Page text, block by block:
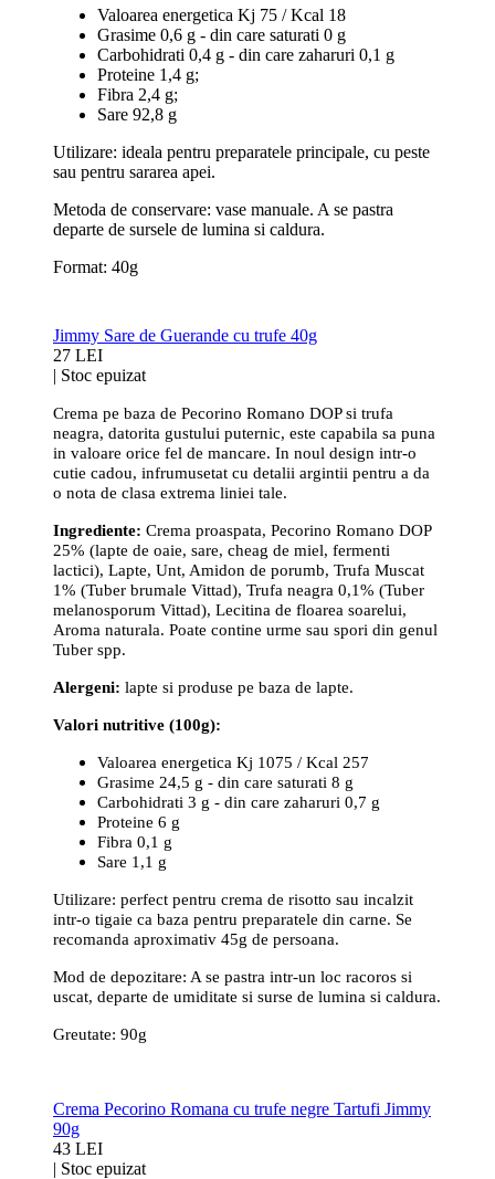
Valoarea energetica Kj 75 / Kcal 18
Grasime 0,6 g - din care saturati 0 g
Carbohidrati 0,4 g - din care zaharuri 0,1 g
Proteine 1,4 g;
Fibra 2,4 g;
Sare 92,8 g
Utilizare: ideala pentru preparatele principale, cu peste
sau pentru sararea apei.
Metoda de conservare: vase manuale. A se pastra
departe de sursele de lumina si caldura.
Format: 40g
Jimmy Sare de Guerande cu trufe 40g
27 LEI
| Stoc epuizat
Crema pe baza de Pecorino Romano DOP si trufa
neagra, datorita gustului puternic, este capabila sa puna
in valoare orice fel de mancare. In noul design intr-o
cutie cadou, infrumusetat cu detalii argintii pentru a da
o nota de clasa extrema liniei tale.
Ingrediente: Crema proaspata, Pecorino Romano DOP
25% (lapte de oaie, sare, cheag de miel, fermenti
lactici), Lapte, Unt, Amidon de porumb, Trufa Muscat
1% (Tuber brumale Vittad), Trufa neagra 0,1% (Tuber
melanosporum Vittad), Lecitina de floarea soarelui,
Aroma naturala. Poate contine urme sau spori din genul
Tuber spp.
Alergeni: lapte si produse pe baza de lapte.
Valori nutritive (100g):
Valoarea energetica Kj 1075 / Kcal 257
Grasime 24,5 g - din care saturati 8 g
Carbohidrati 3 g - din care zaharuri 0,7 g
Proteine 6 g
Fibra 0,1 g
Sare 1,1 g
Utilizare: perfect pentru crema de risotto sau incalzit
intr-o tigaie ca baza pentru preparatele din carne. Se
recomanda aproximativ 45g de persoana.
Mod de depozitare: A se pastra intr-un loc racoros si
uscat, departe de umiditate si surse de lumina si caldura.
Greutate: 90g
Crema Pecorino Romana cu trufe negre Tartufi Jimmy
90g
43 LEI
| Stoc epuizat